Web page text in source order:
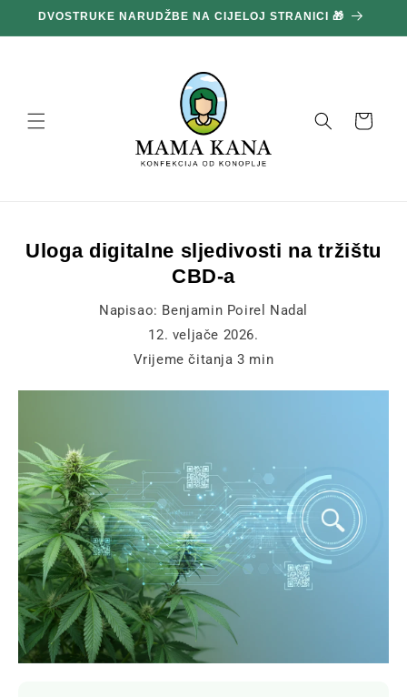
na
sadržaj
DVOSTRUKE NARUDŽBE NA CIJELOJ STRANICI 🎁
Košara
Uloga digitalne sljedivosti na tržištu
CBD-a
Napisao: Benjamin Poirel Nadal
12. veljače 2026.
Vrijeme čitanja3 min